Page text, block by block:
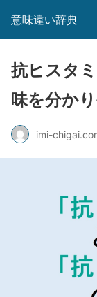
意味違い辞典
抗ヒスタ
味を分か
imi-